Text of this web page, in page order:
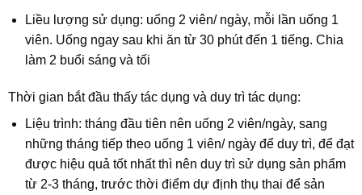
Liều lượng sử dụng: uống 2 viên/ ngày, mỗi lần uống 1
viên. Uống ngay sau khi ăn từ 30 phút đến 1 tiếng. Chia
làm 2 buổi sáng và tối
Thời gian bắt đầu thấy tác dụng và duy trì tác dụng:
Liệu trình: tháng đầu tiên nên uống 2 viên/ngày, sang
những tháng tiếp theo uống 1 viên/ ngày để duy trì, để đạt
được hiệu quả tốt nhất thì nên duy trì sử dụng sản phẩm
từ 2-3 tháng, trước thời điểm dự định thụ thai để sản